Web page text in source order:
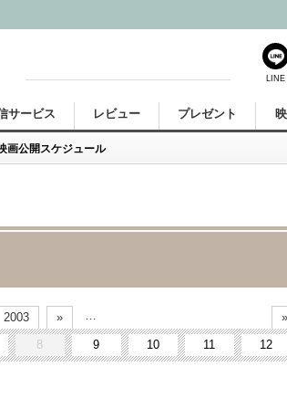
画公開スケジュール
サービス レビュー プレゼント
2003 » …
»
8 9 10 11 12
LINE